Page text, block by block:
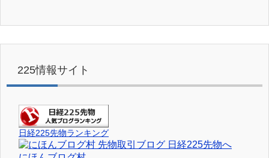
225情報サイト
日経225先物ランキング